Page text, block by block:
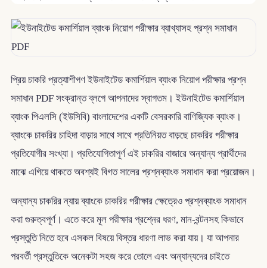
প্রিয় চাকরি প্রত্যাশীগণ ইউনাইটেড কমার্শিয়াল ব্যাংক নিয়োগ পরীক্ষার প্রশ্ন
সমাধান PDF সংক্রান্ত ব্লগে আপনাদের স্বাগতম। ইউনাইটেড কমার্শিয়াল
ব্যাংক পিএলসি (ইউসিবি) বাংলাদেশের একটি বেসরকারি বাণিজ্যিক ব্যাংক।
ব্যাংকে চাকরির চাহিদা বাড়ার সাথে সাথে প্রতিনিয়ত বাড়ছে চাকরির পরীক্ষার
প্রতিযোগীর সংখ্যা। প্রতিযোগিতাপূর্ণ এই চাকরির বাজারে অন্যান্য প্রার্থীদের
মাঝে এগিয়ে থাকতে অবশ্যই বিগত সালের প্রশ্নব্যাংক সমাধান করা প্রয়োজন।
অন্যান্য চাকরির ন্যায় ব্যাংকে চাকরির পরীক্ষার ক্ষেত্রেও প্রশ্নব্যাংক সমাধান
করা গুরুত্বপূর্ণ। এতে করে মূল পরীক্ষার প্রশ্নের ধরণ, মান-বন্টনসহ কিভাবে
প্রস্তুতি নিতে হবে এসকল বিষয়ে বিস্তর ধারণা লাভ করা যায়। যা আপনার
পরবর্তী প্রস্তুতিকে অনেকটা সহজ করে তোলে এবং অন্যান্যদের চাইতে